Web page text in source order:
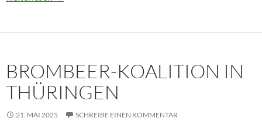
BROMBEER-KOALITION IN
THÜRINGEN
21. MAI 2025 SCHREIBE EINEN KOMMENTAR